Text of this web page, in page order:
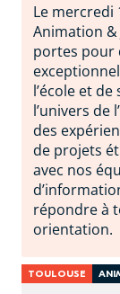
Le mercredi
Animation &
portes pour
l’école et
l’univers de
des
de projets
avec nos
répondre à
orientation.
TOULOUSE